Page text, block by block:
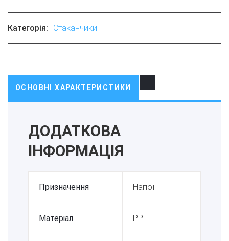
Категорія: Стаканчики
ОСНОВНІ ХАРАКТЕРИСТИКИ
ДОДАТКОВА
ІНФОРМАЦІЯ
Призначення Напої
Матеріал PP